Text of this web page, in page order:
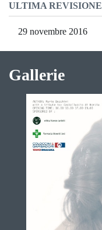
ULTIMA REVISIONE
29 novembre 2016
Gallerie